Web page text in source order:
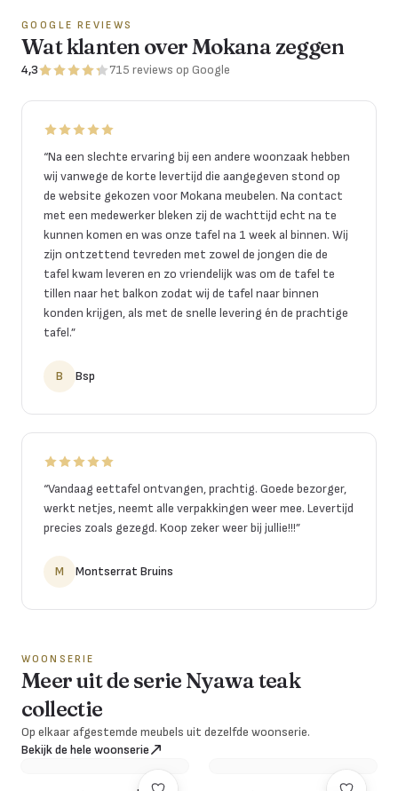
GOOGLE REVIEWS
Wat klanten over Mokana zeggen
4,3 715 reviews op Google
“Na een slechte ervaring bij een andere woonzaak hebben
wij vanwege de korte levertijd die aangegeven stond op
de website gekozen voor Mokana meubelen. Na contact
met een medewerker bleken zij de wachttijd echt na te
kunnen komen en was onze tafel na 1 week al binnen. Wij
zijn ontzettend tevreden met zowel de jongen die de
tafel kwam leveren en zo vriendelijk was om de tafel te
tillen naar het balkon zodat wij de tafel naar binnen
konden krijgen, als met de snelle levering én de prachtige
tafel.”
B Bsp
“Vandaag eettafel ontvangen, prachtig. Goede bezorger,
werkt netjes, neemt alle verpakkingen weer mee. Levertijd
precies zoals gezegd. Koop zeker weer bij jullie!!!”
M Montserrat Bruins
WOONSERIE
Meer uit de serie Nyawa teak
collectie
Op elkaar afgestemde meubels uit dezelfde woonserie.
Bekijk de hele woonserie